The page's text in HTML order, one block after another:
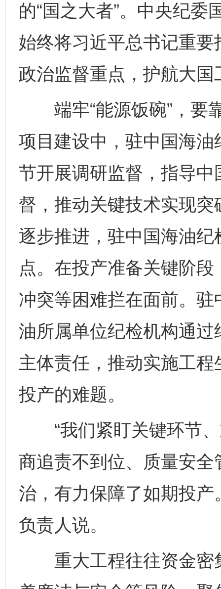
的“国之大者”。中央纪
始终将习近平总书记重
政治监督重点，护航大
端牢“能源饭碗”，要靠
项目建设中，驻中国海
节开展调研监督，指导
督，推动关键技术实现
逐步推进，驻中国海油
点。在投产准备关键阶
冲突等困难拦在面前。
油所属单位纪检机构通
主体责任，推动实施工
投产的难题。
“我们紧盯关键环节、
商追责不到位、质量安
治，有力保障了如期投产
负责人说。
重大工程往往资金密